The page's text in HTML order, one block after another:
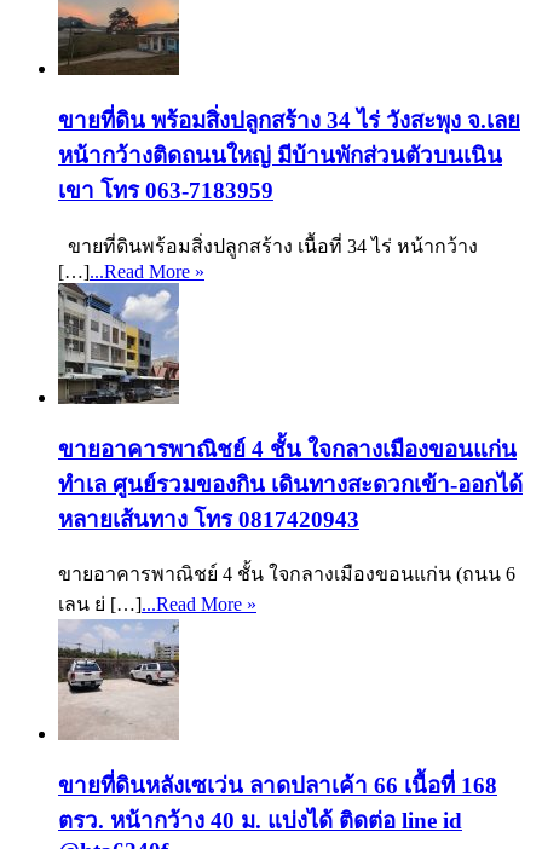
ขายที่ดิน พร้อมสิ่งปลูกสร้าง 34 ไร่ วังสะพุง จ.เลย
หน้ากว้างติดถนนใหญ่ มีบ้านพักส่วนตัวบนเนิน
เขา โทร 063-7183959
ขายที่ดินพร้อมสิ่งปลูกสร้าง เนื้อที่ 34 ไร่ หน้ากว้าง
[…]...Read More »
ขายอาคารพาณิชย์ 4 ชั้น ใจกลางเมืองขอนแก่น
ทำเล ศูนย์รวมของกิน เดินทางสะดวกเข้า-ออกได้
หลายเส้นทาง โทร 0817420943
ขายอาคารพาณิชย์ 4 ชั้น ใจกลางเมืองขอนแก่น (ถนน 6
เลน ย่ […]...Read More »
ขายที่ดินหลังเซเว่น ลาดปลาเค้า 66 เนื้อที่ 168
ตรว. หน้ากว้าง 40 ม. แบ่งได้ ติดต่อ line id